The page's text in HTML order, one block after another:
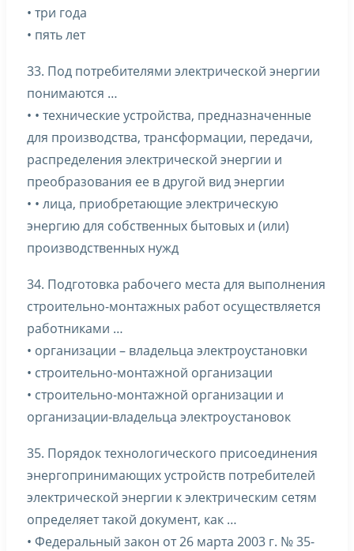
• три года
• пять лет
33. Под потребителями электрической энергии
понимаются …
• • технические устройства, предназначенные
для производства, трансформации, передачи,
распределения электрической энергии и
преобразования ее в другой вид энергии
• • лица, приобретающие электрическую
энергию для собственных бытовых и (или)
производственных нужд
34. Подготовка рабочего места для выполнения
строительно-монтажных работ осуществляется
работниками …
• организации – владельца электроустановки
• строительно-монтажной организации
• строительно-монтажной организации и
организации-владельца электроустановок
35. Порядок технологического присоединения
энергопринимающих устройств потребителей
электрической энергии к электрическим сетям
определяет такой документ, как …
• Федеральный закон от 26 марта 2003 г. № 35-